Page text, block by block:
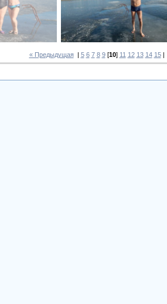
« Предыдущая| 5 6 7 8 9[10] 11 12 13 14 15|